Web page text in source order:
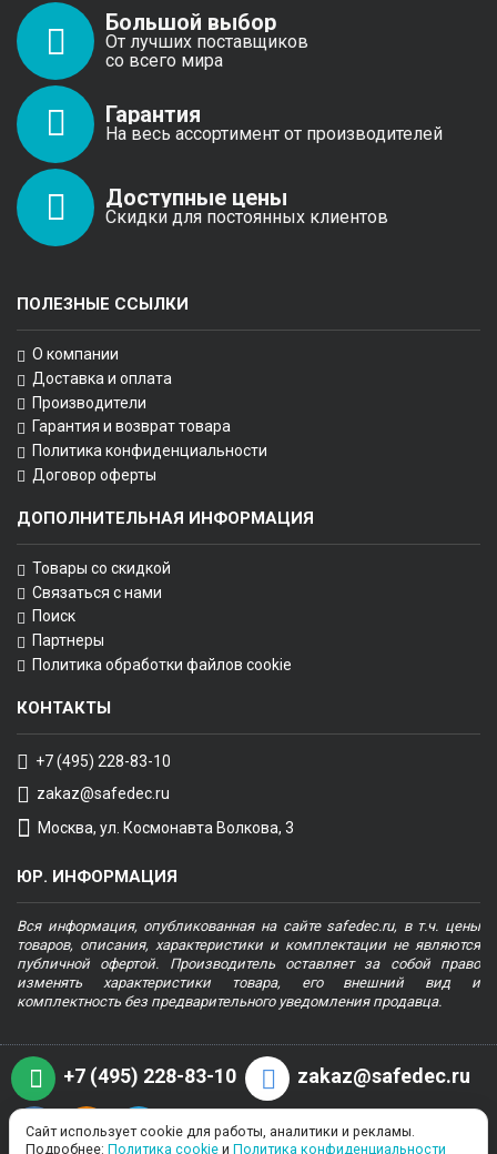
Большой выбор
От лучших поставщиков
со всего мира
Гарантия
На весь ассортимент от производителей
Доступные цены
Скидки для постоянных клиентов
ПОЛЕЗНЫЕ ССЫЛКИ
О компании
Доставка и оплата
Производители
Гарантия и возврат товара
Политика конфиденциальности
Договор оферты
ДОПОЛНИТЕЛЬНАЯ ИНФОРМАЦИЯ
Товары со скидкой
Связаться с нами
Поиск
Партнеры
Политика обработки файлов cookie
КОНТАКТЫ
+7 (495) 228-83-10
zakaz@safedec.ru
Москва, ул. Космонавта Волкова, 3
ЮР. ИНФОРМАЦИЯ
Вся информация, опубликованная на сайте safedec.ru, в т.ч. цены
товаров, описания, характеристики и комплектации не являются
публичной офертой. Производитель оставляет за собой право
изменять характеристики товара, его внешний вид и
комплектность без предварительного уведомления продавца.
+7 (495) 228-83-10 zakaz@safedec.ru
Сайт использует cookie для работы, аналитики и рекламы.
Подробнее: Политика cookie и Политика конфиденциальности